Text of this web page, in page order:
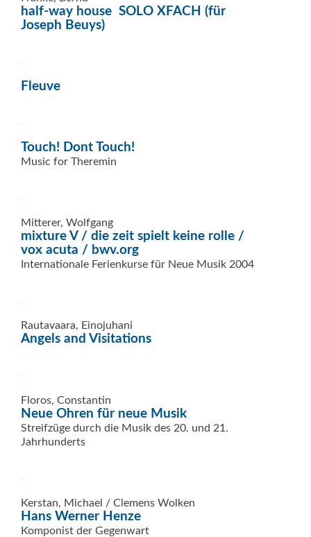
half-way house  SOLO XFACH (für
Joseph Beuys)
Fleuve
Touch! Dont Touch!
Music for Theremin
Mitterer, Wolfgang
mixture V / die zeit spielt keine rolle /
vox acuta / bwv.org
Internationale Ferienkurse für Neue Musik 2004
Rautavaara, Einojuhani
Angels and Visitations
Floros, Constantin
Neue Ohren für neue Musik
Streifzüge durch die Musik des 20. und 21.
Jahrhunderts
Kerstan, Michael / Clemens Wolken
Hans Werner Henze
Komponist der Gegenwart